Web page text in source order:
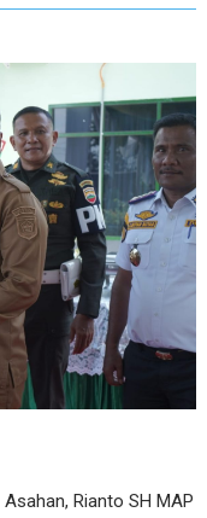
Rianto SH MAP